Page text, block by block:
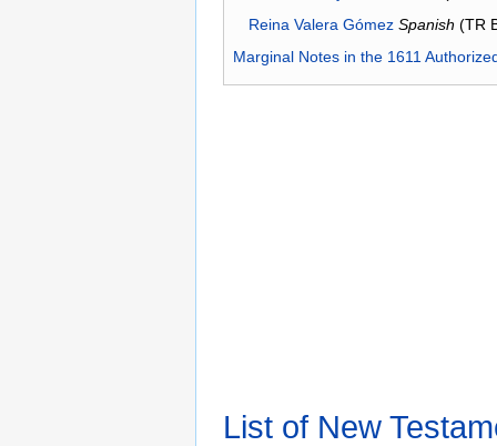
Reina Valera Gómez Spanish (TR
Marginal Notes in the 1611
List of New